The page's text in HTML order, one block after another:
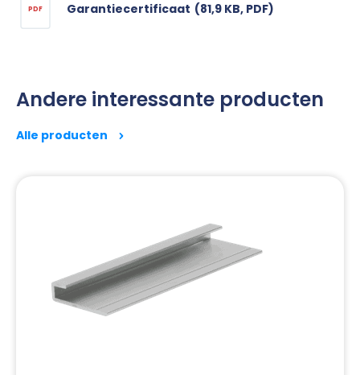
PDF Garantiecertificaat (81,9 KB, PDF)
Andere interessante producten
Alle producten